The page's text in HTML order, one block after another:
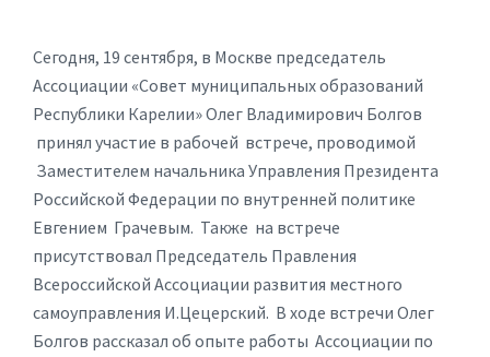
Сегодня, 19 сентября, в Москве председатель
Ассоциации «Совет муниципальных образований
Республики Карелии» Олег Владимирович Болгов
принял участие в рабочей встрече, проводимой
Заместителем начальника Управления Президента
Российской Федерации по внутренней политике
Евгением Грачевым. Также на встрече
присутствовал Председатель Правления
Всероссийской Ассоциации развития местного
самоуправления И.Цецерский. В ходе встречи Олег
Болгов рассказал об опыте работы Ассоциации по